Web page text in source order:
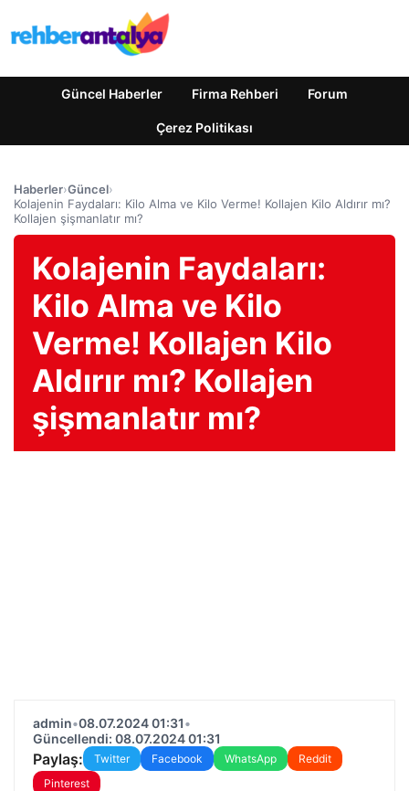
Güncel Haberler Firma Rehberi Forum
Çerez Politikası
Haberler›Güncel›
Kolajenin Faydaları: Kilo Alma ve Kilo Verme! Kollajen Kilo Aldırır mı?
Kollajen şişmanlatır mı?
Kolajenin Faydaları:
Kilo Alma ve Kilo
Verme! Kollajen Kilo
Aldırır mı? Kollajen
şişmanlatır mı?
admin•08.07.2024 01:31•
Güncellendi: 08.07.2024 01:31
Paylaş: Twitter Facebook WhatsApp
Reddit
Pinterest